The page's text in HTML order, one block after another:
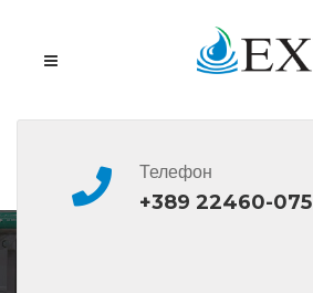
Телефон
+389 22460-075